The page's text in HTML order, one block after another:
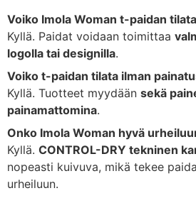
Voiko Imola Woman t-paidan
Kyllä. Paidat voidaan toimittaa
logolla tai designilla.
Voiko t-paidan tilata ilman
Kyllä. Tuotteet myydään sekä
painamattomina.
Onko Imola Woman hyvä
Kyllä. CONTROL-DRY tekninen
nopeasti kuivuva, mikä tekee
urheiluun.